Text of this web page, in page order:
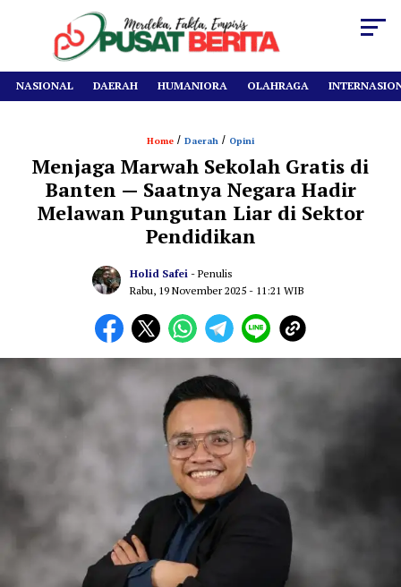
NASIONAL DAERAH HUMANIORA OLAHRAGA
Home / Daerah / Opini
Menjaga Marwah Sekolah Gratis di
Banten — Saatnya Negara Hadir
Melawan Pungutan Liar di Sektor
Pendidikan
Holid Safei - Penulis
Rabu, 19 November 2025 - 11:21 WIB